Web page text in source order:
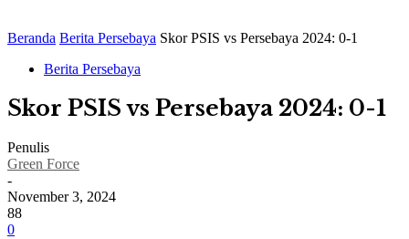
Beranda Berita Persebaya Skor PSIS vs Persebaya 2024: 0-1
Berita Persebaya
Skor PSIS vs Persebaya 2024: 0-1
Penulis
Green Force
-
November 3, 2024
88
0